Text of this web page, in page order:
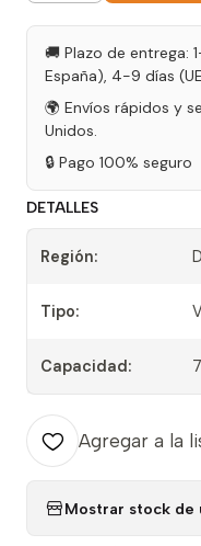
🚚 Plazo de entrega:
España), 4-9 días
🌍 Envíos rápidos y
Unidos.
🔒 Pago 100% seguro
DETALLES
Región:
Tipo:
Capacidad:
Agregar a la
Mostrar stock de